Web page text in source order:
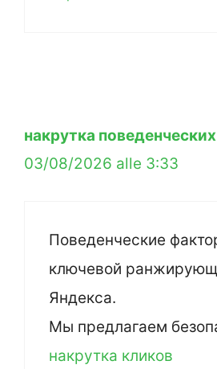
накрутка
03/08/2026 alle 3:33
Поведенческие
ключевой
Яндекса.
Мы предлагаем
накрутка кликов